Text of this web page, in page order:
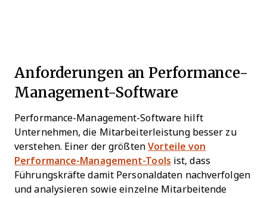
Anforderungen an Performance-
Management-Software
Performance-Management-Software hilft
Unternehmen, die Mitarbeiterleistung besser zu
verstehen. Einer der größten Vorteile von
Performance-Management-Tools ist, dass
Führungskräfte damit Personaldaten nachverfolgen
und analysieren sowie einzelne Mitarbeitende